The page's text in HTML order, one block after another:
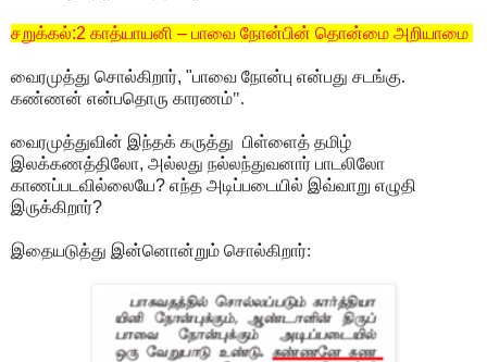
சறுக்கல்:2 காத்யாயனி – பாவை நோன்பின் தொன்மை அறியாமை
வைரமுத்து சொல்கிறார், "பாவை நோன்பு என்பது சடங்கு.
கண்ணன் என்பதொரு காரணம்".
வைரமுத்துவின் இந்தக் கருத்து பிள்ளைத் தமிழ்
இலக்கணத்திலோ, அல்லது நல்லந்துவனார் பாடலிலோ
காணப்படவில்லையே? எந்த அடிப்படையில் இவ்வாறு எழுதி
இருக்கிறார்?
இதையடுத்து இன்னொன்றும் சொல்கிறார்: